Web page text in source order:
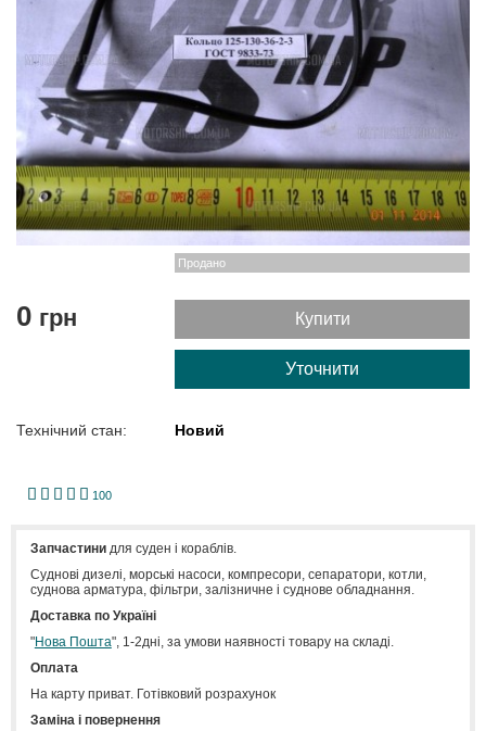
Продано
0 грн Купити
Уточнити
Технічний стан: Новий
100
12345
Запчастинидля суден і кораблів.
Cуднові дизелі, морські насоси, компресори, сепаратори, котли,
суднова арматура, фільтри, залізничне і суднове обладнання.
Доставка по Україні
"Нова Пошта", 1-2дні, за умови наявності товару на складі.
Оплата
На карту приват. Готівковий розрахунок
Заміна і повернення